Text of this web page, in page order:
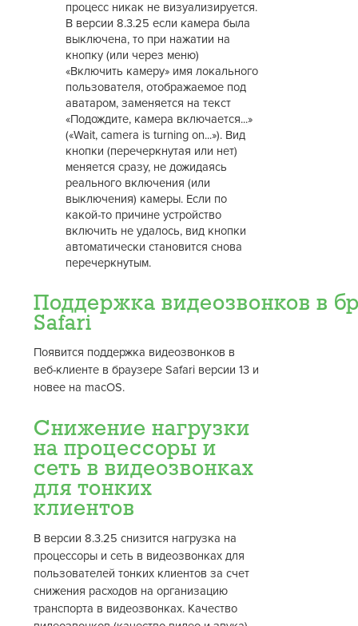
процесс никак не визуализируется.
В версии 8.3.25 если камера была
выключена, то при нажатии на
кнопку (или через меню)
«Включить камеру» имя локального
пользователя, отображаемое под
аватаром, заменяется на текст
«Подождите, камера включается...»
(«Wait, camera is turning on...»). Вид
кнопки (перечеркнутая или нет)
меняется сразу, не дожидаясь
реального включения (или
выключения) камеры. Если по
какой-то причине устройство
включить не удалось, вид кнопки
автоматически становится снова
перечеркнутым.
Поддержка видеозвонков в
Safari
Появится поддержка видеозвонков в
веб-клиенте в браузере Safari версии 13 и
новее на macOS.
Снижение нагрузки
на процессоры и
сеть в видеозвонках
для тонких
клиентов
В версии 8.3.25 снизится нагрузка на
процессоры и сеть в видеозвонках для
пользователей тонких клиентов за счет
снижения расходов на организацию
транспорта в видеозвонках. Качество